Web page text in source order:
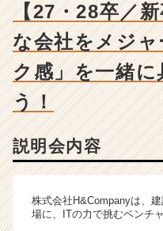
チ
ャ
ー・
成
長
ス
ウ
ト
【27・28卒／
な会社をメジ
ク感」を一緒に
う！
説明会内容
株式会社H&Companyは、
場に、ITの力で挑むベンチ